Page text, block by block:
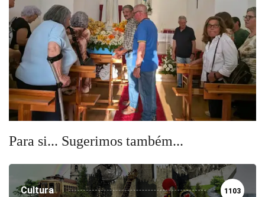
Para si... Sugerimos também...
Cultura 1103